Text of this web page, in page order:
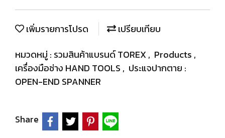
เพิ่มรายการโปรด
เปรียบเทียบ
หมวดหมู่ : รวมสินค้าแบรนด์ TOREX, Products ,
เครื่องมือช่าง HAND TOOLS , ประแจปากตาย :
OPEN-END SPANNER
Share